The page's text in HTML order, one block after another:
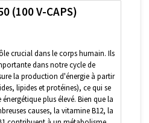
(100 V-CAPS)
crucial dans le corps humain. Ils
dans notre cycle de
la production d'énergie à partir
lipides et protéines), ce qui se
plus élevé. Bien que la
causes, la vitamine B12, la